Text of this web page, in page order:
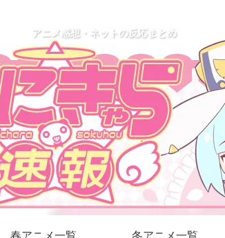
アニメ感想・ネットの反応まとめ
春アニメ一覧 冬アニメ一覧